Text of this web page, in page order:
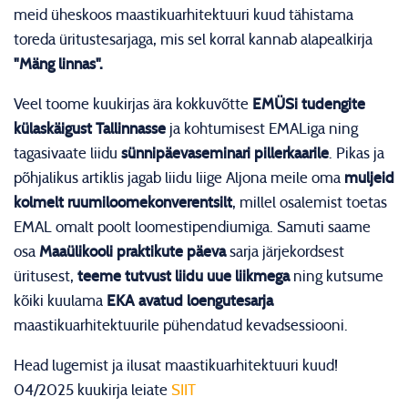
meid üheskoos maastikuarhitektuuri kuud tähistama
toreda üritustesarjaga, mis sel korral kannab alapealkirja
"Mäng linnas".
Veel toome kuukirjas ära kokkuvõtte EMÜSi tudengite
külaskäigust Tallinnasse ja kohtumisest EMALiga ning
tagasivaate liidu sünnipäevaseminari pillerkaarile . Pikas ja
põhjalikus artiklis jagab liidu liige Aljona meile oma muljeid
kolmelt ruumiloomekonverentsilt, millel osalemist toetas
EMAL omalt poolt loomestipendiumiga. Samuti saame
osa Maaülikooli praktikute päevasarja järjekordsest
üritusest, teeme tutvust liidu uue liikmeganing kutsume
kõiki kuulama EKA avatud loengutesarja
maastikuarhitektuurile pühendatud kevadsessiooni.
Head lugemist ja ilusat maastikuarhitektuuri kuud!
04/2025 kuukirja leiate SIIT